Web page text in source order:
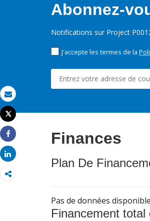
Email
Imprimer
Tweet
Share
Share
Abonnez-
Notifications sur Project
J'accepte les termes de la
Finances
Plan De
Pas de données
Financement